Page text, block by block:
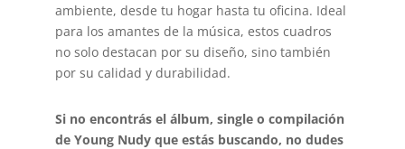
ambiente, desde tu hogar hasta tu oficina. Ideal
para los amantes de la música, estos cuadros
no solo destacan por su diseño, sino también
por su calidad y durabilidad.
Si no encontrás el álbum, single o compilación
de Young Nudy que estás buscando, no dudes